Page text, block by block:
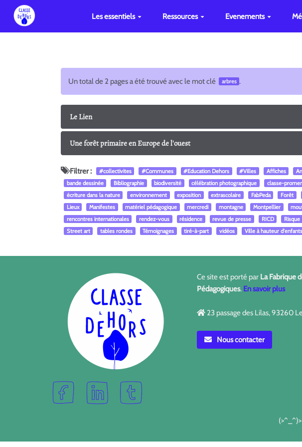
Les essentiels Ressources Evenements
Un total de 2 pages a été trouvé avec le mot clé arbres .
Le Lien
Une forêt primaire en Europe de l'ouest
Filtrer : #collectivites #Communes #Education Dehors #Villes Affiches
bande dessinée
Bibliographie biodiversité célébration photographique classe-
écriture dans la nature
environnement exposition extrascolaire FabPeda Forêt
Lieux
Manifestes matériel pédagogique mercredi montagne Montpellier
rencontres internationales
rendez-vous résidence revue de presse RICD Risque
Street art
tables rondes Témoignages tiré-à-part vidéos Ville à hauteur d'enfants
Ce site est porté par La Fabrique
Pédagogiques. En savoir plus
23 passage des Lilas, 93260
Nous contacter